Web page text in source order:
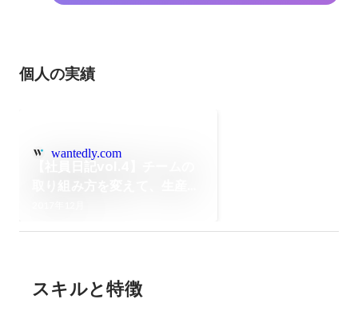
個人の実績
wantedly.com
スキルと特徴